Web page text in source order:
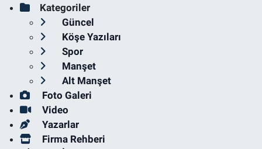
Kategoriler
Güncel
Köşe Yazıları
Spor
Manşet
Alt Manşet
Foto Galeri
Video
Yazarlar
Firma Rehberi